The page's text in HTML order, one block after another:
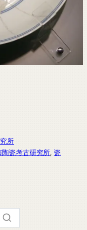
所
陶瓷考古研究所, 瓷